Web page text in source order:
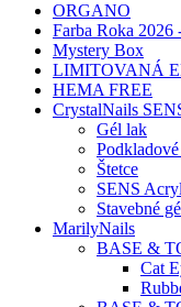
ORGANO
Farba Roka 2026
Mystery Box
LIMITOVANÁ
HEMA FREE
CrystalNails
Gél lak
Štetce
SENS
Stavebné
MarilyNails
BASE &
Cat